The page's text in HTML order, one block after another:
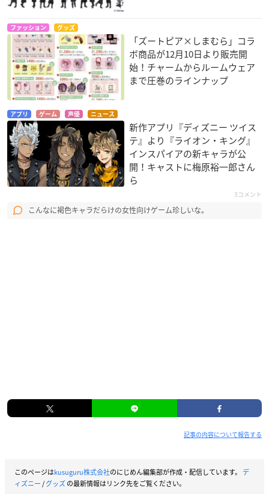
ファッション グッズ
「ズートピア×しまむら」コラ
ボ商品が12月10日より販売開
始！チャームからルームウェア
まで圧巻のラインナップ
アプリ ゲーム 声優 ニュース
新作アプリ『ディズニー ツイス
テ』より『ライオン・キング』
インスパイアの新キャラが公
開！キャストに梅原裕一郎さん
ら
3コメント
こんなに褐色キャラだらけの女性向けゲーム珍しいな。
記事の内容について報告する
このページはkusuguru株式会社のにじめん編集部が作成・配信しています。 デ
ィズニー/グッズの最新情報はリンク先をご覧ください。